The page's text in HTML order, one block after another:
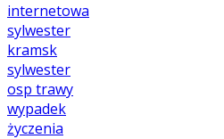
internetowa
sylwester
kramsk
sylwester
osp trawy
wypadek
życzenia